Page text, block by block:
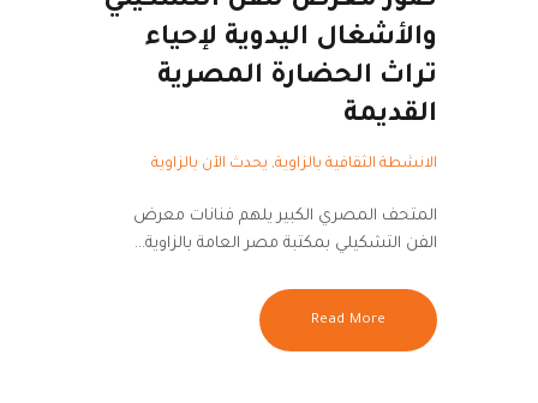
والأشغال اليدوية لإحياء
تراث الحضارة المصرية
القديمة
الانشطة الثقافية بالزاوية, يحدث الآن بالزاوية
المتحف المصري الكبير يلهم فنانات معرض
الفن التشكيلي بمكتبة مصر العامة بالزاوية…
Read More